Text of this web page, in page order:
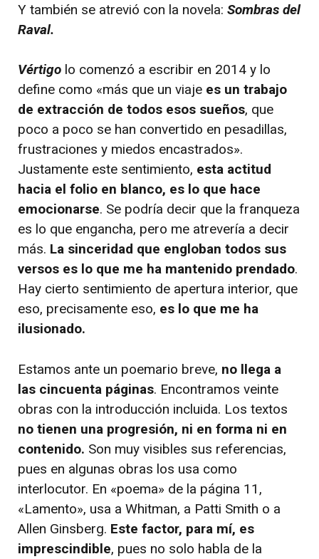
Y también se atrevió con la novela: Sombras del
Raval.
Vértigo lo comenzó a escribir en 2014 y lo
define como «más que un viaje es un trabajo
de extracción de todos esos sueños, que
poco a poco se han convertido en pesadillas,
frustraciones y miedos encastrados».
Justamente este sentimiento, esta actitud
hacia el folio en blanco, es lo que hace
emocionarse. Se podría decir que la franqueza
es lo que engancha, pero me atrevería a decir
más. La sinceridad que engloban todos sus
versos es lo que me ha mantenido prendado.
Hay cierto sentimiento de apertura interior, que
eso, precisamente eso, es lo que me ha
ilusionado.
Estamos ante un poemario breve, no llega a
las cincuenta páginas. Encontramos veinte
obras con la introducción incluida. Los textos
no tienen una progresión, ni en forma ni en
contenido. Son muy visibles sus referencias,
pues en algunas obras los usa como
interlocutor. En «poema» de la página 11,
«Lamento», usa a Whitman, a Patti Smith o a
Allen Ginsberg. Este factor, para mí, es
imprescindible, pues no solo habla de la